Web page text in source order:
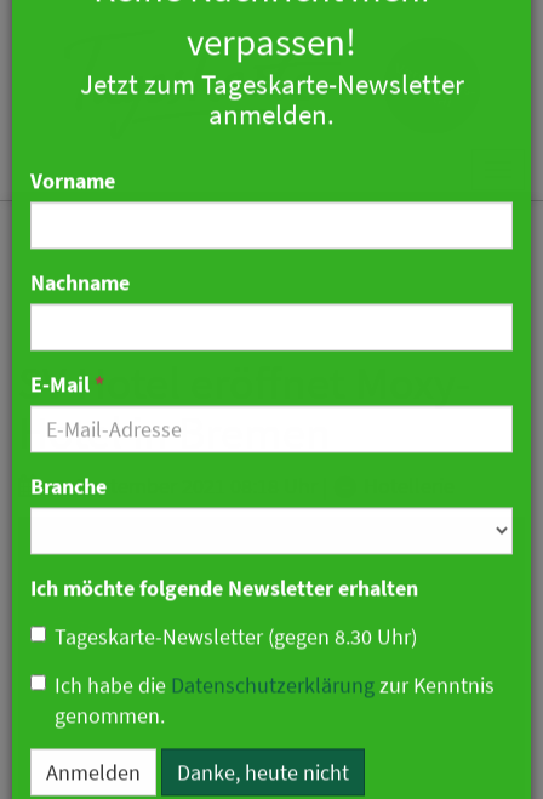
SV Hotel eröffnet Moxy-
Hotel in Bremen
16. September 2021 08:18 Uhr
Keine Nachricht mehr
verpassen!
Vorname
Nachname
E-Mail*
Branche
Ich möchte folgende Newsletter erhalten
Tageskarte-Newsletter (gegen 8.30 Uhr)
Ich habe dieDatenschutzerklärung
genommen.